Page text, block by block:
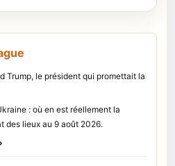
Trump, le président qui promettait la
: où en est réellement la
des lieux au 9 août 2026.